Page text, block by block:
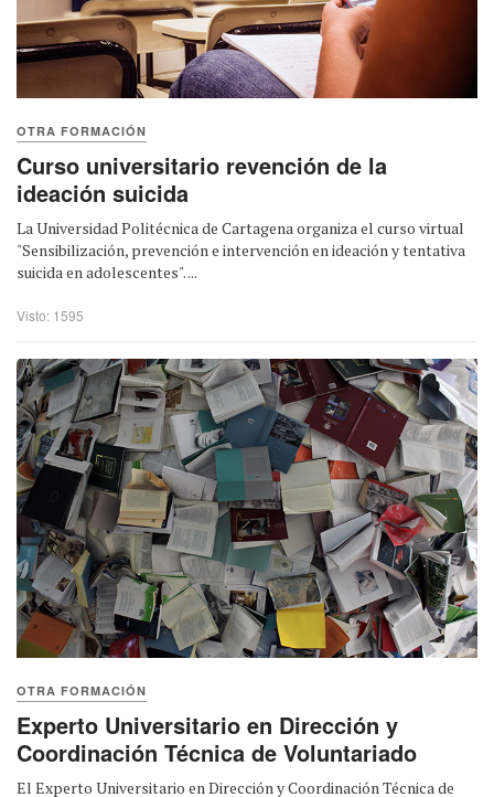
OTRA FORMACIÓN
Curso universitario revención de la
ideación suicida
La Universidad Politécnica de Cartagena organiza el curso virtual
"Sensibilización, prevención e intervención en ideación y tentativa
suicida en adolescentes". ...
Visto: 1595
OTRA FORMACIÓN
Experto Universitario en Dirección y
Coordinación Técnica de Voluntariado
El Experto Universitario en Dirección y Coordinación Técnica de